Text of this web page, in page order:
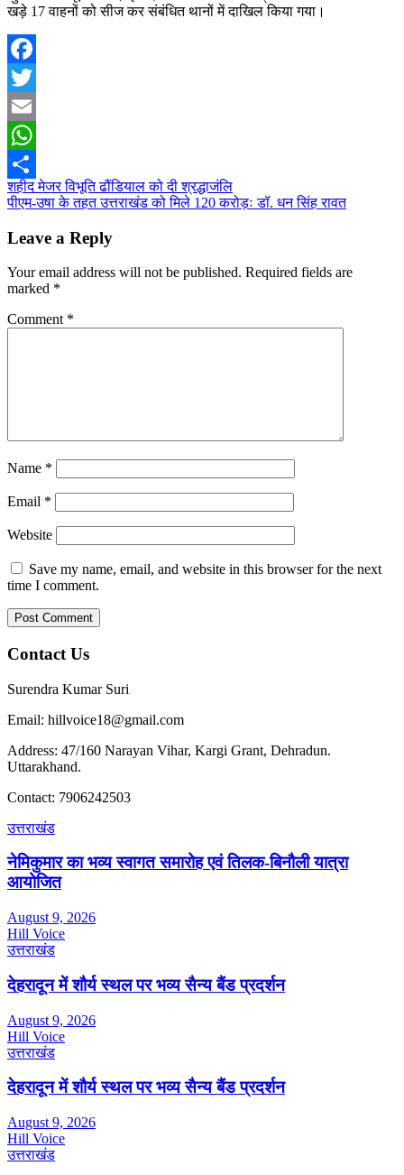
खड़े 17 वाहनों को सीज कर संबंधित थानों में दाखिल किया गया।
Facebook
Twitter
Email
WhatsApp
Share
Post
navigation
शहीद मेजर विभूति ढौंडियाल को दी श्रद्धाजंलि
पीएम-उषा के तहत उत्तराखंड को मिले 120 करोड़ः डॉ. धन सिंह रावत
Leave a Reply
Your email address will not be published. Required fields are
marked *
Comment *
Name *
Email *
Website
Save my name, email, and website in this browser for the next
time I comment.
Contact Us
Surendra Kumar Suri
Email: hillvoice18@gmail.com
Address: 47/160 Narayan Vihar, Kargi Grant, Dehradun.
Uttarakhand.
Contact: 7906242503
उत्तराखंड
नेमिकुमार का भव्य स्वागत समारोह एवं तिलक-बिनौली यात्रा
आयोजित
August 9, 2026
Hill Voice
उत्तराखंड
देहरादून में शौर्य स्थल पर भव्य सैन्य बैंड प्रदर्शन
August 9, 2026
Hill Voice
उत्तराखंड
देहरादून में शौर्य स्थल पर भव्य सैन्य बैंड प्रदर्शन
August 9, 2026
Hill Voice
उत्तराखंड